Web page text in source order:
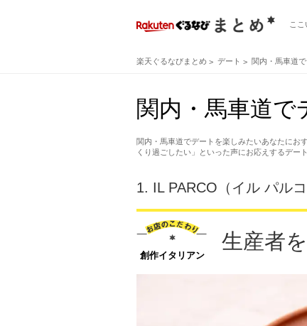
こ
楽天ぐるなびまとめ デート 関内・馬車道
関内・馬車道
関内・馬車道でデートを楽しみたいあなたにお
くり過ごしたい」といった声にお応えするデー
1. IL PARCO（イル パルコ
創作イタリアン
生産者